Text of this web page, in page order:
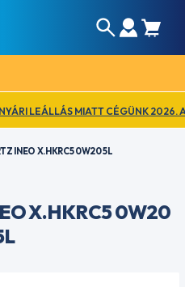
LEÁLLÁS MIATT CÉGÜNK 2026.
INEO X.HKRC5 0W20 5L
X.HKRC5 0W20